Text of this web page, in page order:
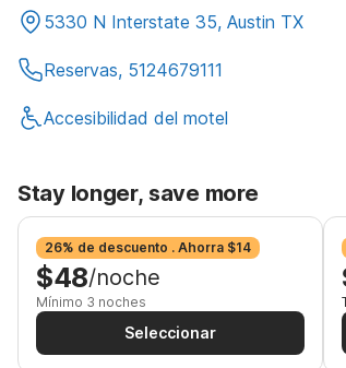
5330 N Interstate 35, Austin TX
Reservas, 5124679111
Accesibilidad del motel
Stay longer, save more
26% de descuento . Ahorra $14
$48/noche
Mínimo 3 noches
Seleccionar